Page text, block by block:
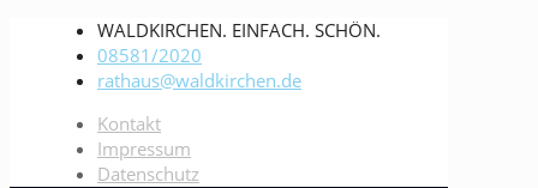
WALDKIRCHEN. EINFACH. SCHÖN.
08581/2020
rathaus@waldkirchen.de
Kontakt
Impressum
Datenschutz